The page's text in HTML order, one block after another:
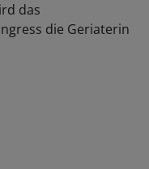
das
die Geriaterin